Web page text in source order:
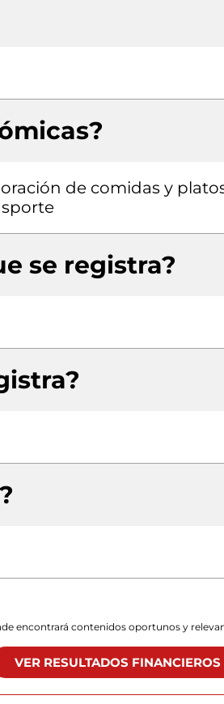
de comidas y
se registra?
encontrará contenidos oportunos y
VER RESULTADOS FINANCIEROS